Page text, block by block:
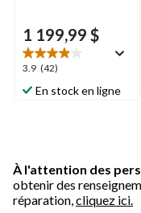
1 199,99 $
3.9 (42)
3.9
étoile(s)
sur
En stock en ligne
À l'attention des
obtenir des
réparation, cliquez ici.